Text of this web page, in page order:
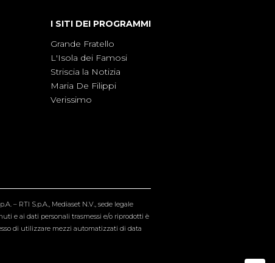
I SITI DEI PROGRAMMI
Grande Fratello
L'Isola dei Famosi
Striscia la Notizia
Maria De Filippi
Verissimo
– RTI S.p.A., Mediaset N.V., sede legale
e ai dati personali trasmessi e/o riprodotti è
di utilizzare mezzi automatizzati di data